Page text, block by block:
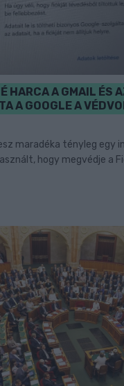
HARCA A GMAIL ÉS
A GOOGLE A
maradéka tényleg egy
hogy megvédje a